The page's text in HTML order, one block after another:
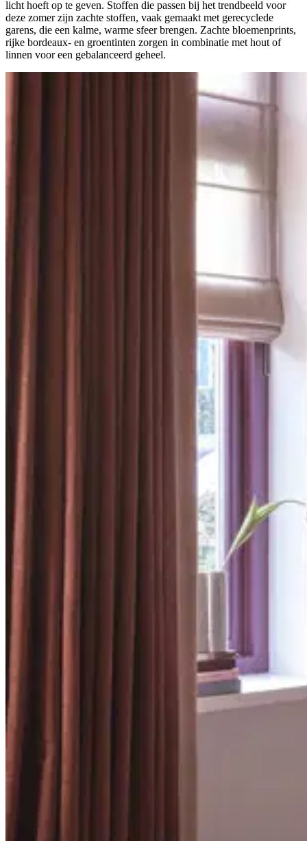
licht hoeft op te geven. Stoffen die passen bij het trendbeeld voor
deze zomer zijn zachte stoffen, vaak gemaakt met gerecyclede
garens, die een kalme, warme sfeer brengen. Zachte bloemenprints,
rijke bordeaux- en groentinten zorgen in combinatie met hout of
linnen voor een gebalanceerd geheel.